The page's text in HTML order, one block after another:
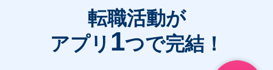
転職活動が
アプリ 1つで完結！